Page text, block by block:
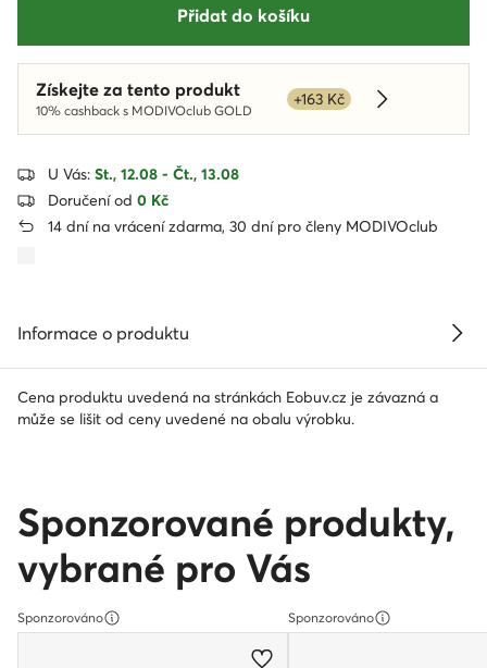
Přidat do košíku
Získejte za tento produkt
10% cashback s MODIVOclub GOLD
+163 Kč
Dowiedz się
U Vás: St., 12.08 - Čt., 13.08
Doručení od 0 Kč
14 dní na vrácení zdarma, 30 dní pro členy MODIVOclub
Informace o produktu
Cena produktu uvedená na stránkách Eobuv.cz je závazná a
může se lišit od ceny uvedené na obalu výrobku.
Sponzorované produkty,
vybrané pro Vás
Sponzorováno Sponzorováno